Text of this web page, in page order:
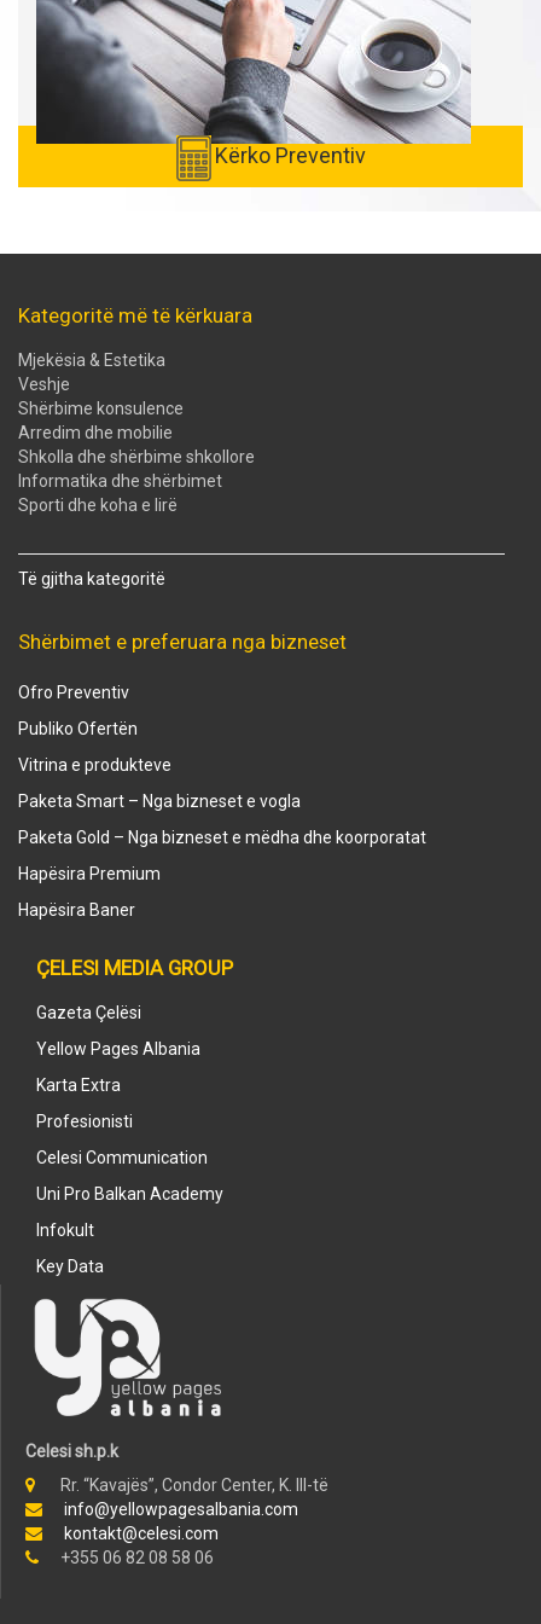
Kërko Preventiv
Kategoritë më të kërkuara
Mjekësia & Estetika
Veshje
Shërbime konsulence
Arredim dhe mobilie
Shkolla dhe shërbime shkollore
Informatika dhe shërbimet
Sporti dhe koha e lirë
Të gjitha kategoritë
Shërbimet e preferuara nga bizneset
Ofro Preventiv
Publiko Ofertën
Vitrina e produkteve
Paketa Smart – Nga bizneset e vogla
Paketa Gold – Nga bizneset e mëdha dhe koorporatat
Hapësira Premium
Hapësira Baner
ÇELESI MEDIA GROUP
Gazeta Çelësi
Yellow Pages Albania
Karta Extra
Profesionisti
Celesi Communication
Uni Pro Balkan Academy
Infokult
Key Data
Celesi sh.p.k
Rr. “Kavajës”, Condor Center, K. III-të
info@yellowpagesalbania.com
kontakt@celesi.com
+355 06 82 08 58 06